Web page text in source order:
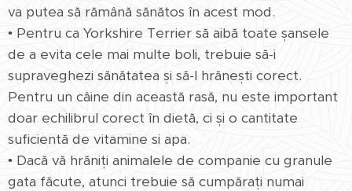
va putea să rămână sănătos în acest mod.
• Pentru ca Yorkshire Terrier să aibă toate șansele
de a evita cele mai multe boli, trebuie să-i
supraveghezi sănătatea și să-l hrănești corect.
Pentru un câine din această rasă, nu este important
doar echilibrul corect în dietă, ci și o cantitate
suficientă de vitamine si apa.
• Dacă vă hrăniți animalele de companie cu granule
gata făcute, atunci trebuie să cumpărați numai